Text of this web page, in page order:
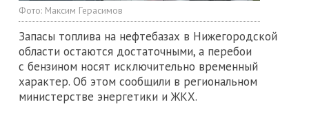
Фото: Максим Герасимов
Запасы топлива на нефтебазах в Нижегородской
области остаются достаточными, а перебои
с бензином носят исключительно временный
характер. Об этом сообщили в региональном
министерстве энергетики и ЖКХ.